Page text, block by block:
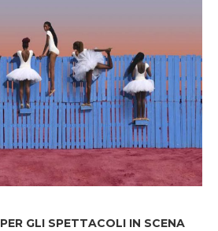
PER GLI SPETTACOLI IN SCENA